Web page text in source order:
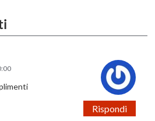
Rispondi